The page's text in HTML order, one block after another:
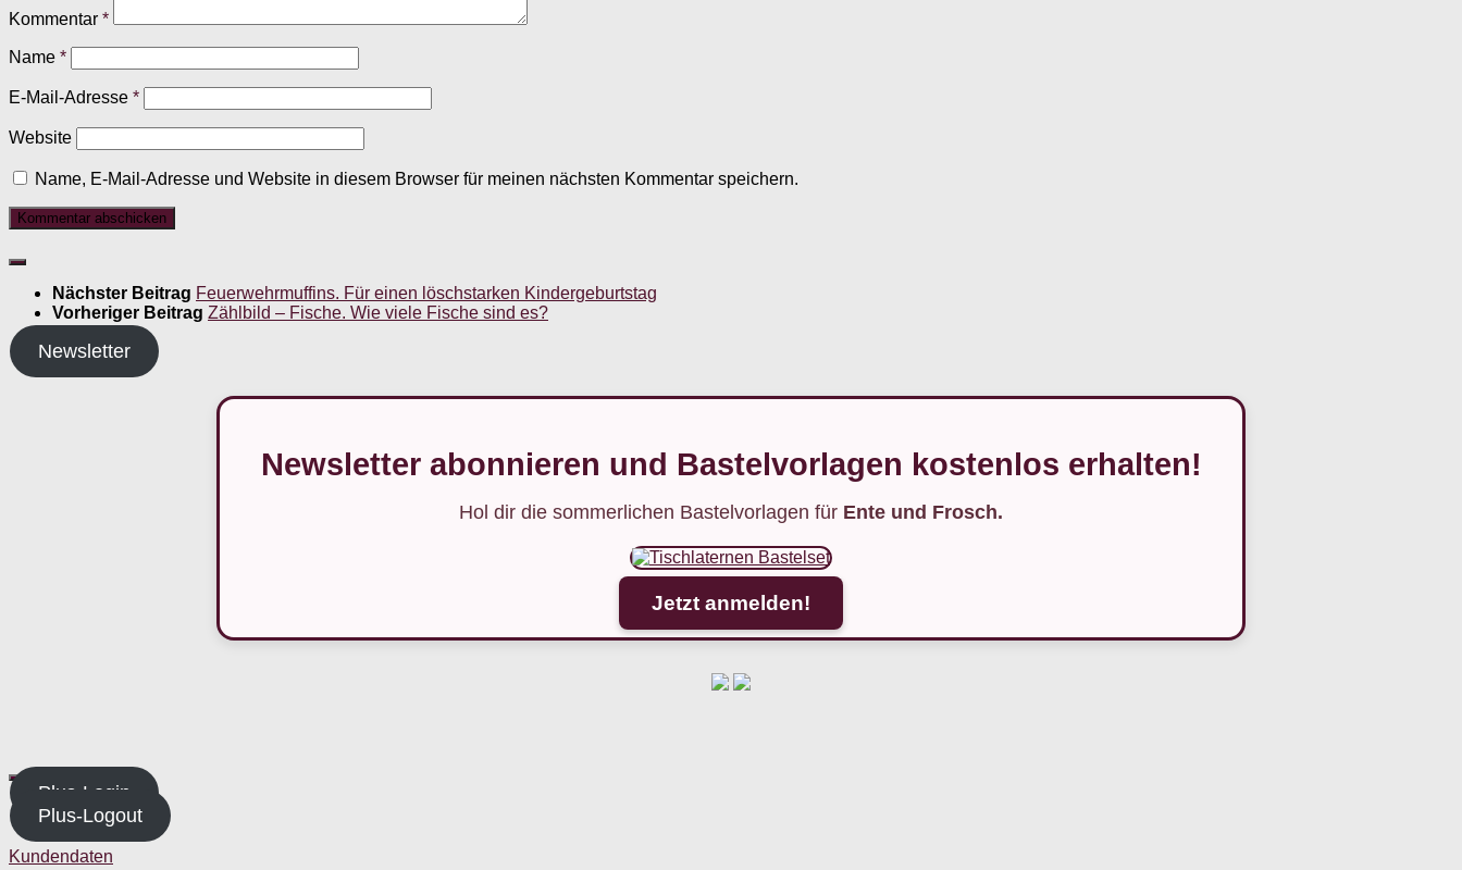
Kommentar *
Name *
E-Mail-Adresse *
Website
Name, E-Mail-Adresse und Website in diesem Browser für meinen nächsten Kommentar speichern.
Nächster Beitrag Feuerwehrmuffins. Für einen löschstarken Kindergeburtstag
Vorheriger Beitrag Zählbild – Fische. Wie viele Fische sind es?
Newsletter
Newsletter abonnieren und Bastelvorlagen kostenlos erhalten!
Hol dir die sommerlichen Bastelvorlagen für Ente und Frosch.
Jetzt anmelden!
Plus-Login
Plus-Logout
Kundendaten